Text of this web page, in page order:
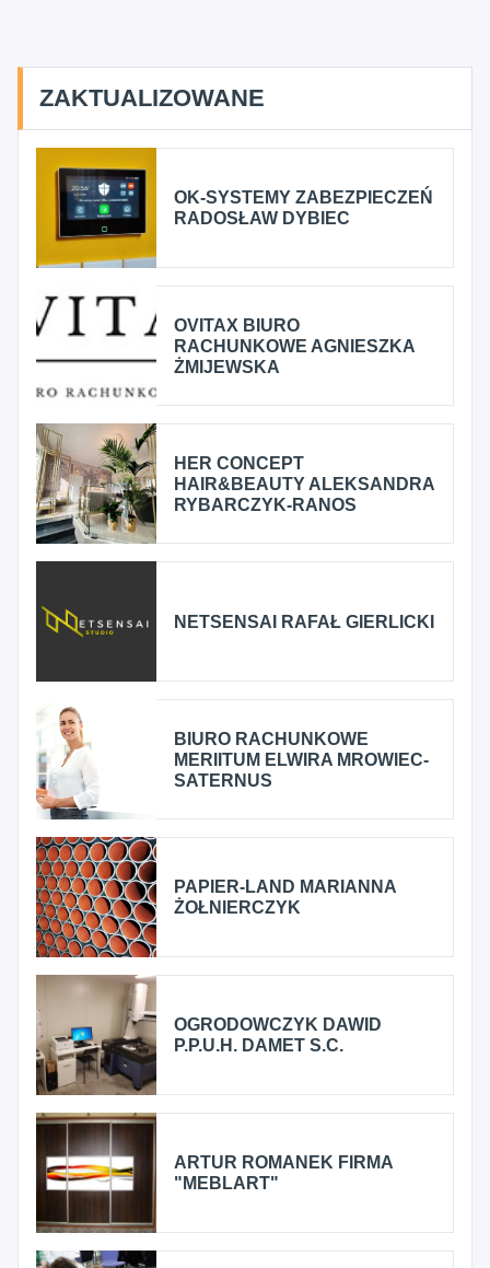
ZAKTUALIZOWANE
OK-SYSTEMY ZABEZPIECZEŃ
RADOSŁAW DYBIEC
OVITAX BIURO
RACHUNKOWE AGNIESZKA
ŻMIJEWSKA
HER CONCEPT
HAIR&BEAUTY ALEKSANDRA
RYBARCZYK-RANOS
NETSENSAI RAFAŁ GIERLICKI
BIURO RACHUNKOWE
MERIITUM ELWIRA MROWIEC-
SATERNUS
PAPIER-LAND MARIANNA
ŻOŁNIERCZYK
OGRODOWCZYK DAWID
P.P.U.H. DAMET S.C.
ARTUR ROMANEK FIRMA
"MEBLART"